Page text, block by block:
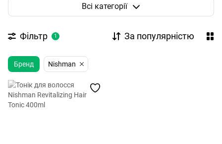
Помада для волосся Пудра для волосся
Всі категорії
Фільтр 1 За популярністю
Бренд Nishman